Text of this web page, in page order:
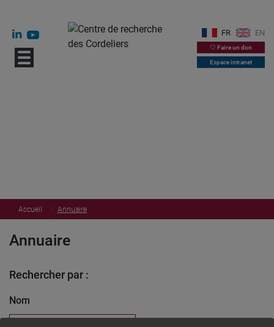
FR EN
🤍 Faire un don
Espace intranet
Accueil Annuaire
Annuaire
Rechercher par :
Nom